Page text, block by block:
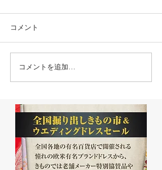
コメント
コメントを追加…